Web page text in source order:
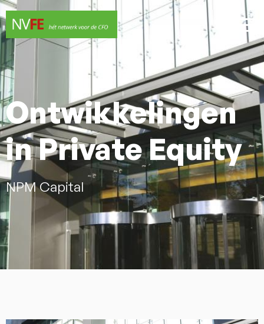
Ontwikkelingen
in Private Equity
NPM Capital